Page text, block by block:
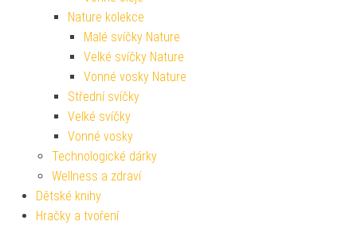
Nature kolekce
Malé svíčky Nature
Velké svíčky Nature
Vonné vosky Nature
Střední svíčky
Velké svíčky
Vonné vosky
Technologické dárky
Wellness a zdraví
Dětské knihy
Hračky a tvoření